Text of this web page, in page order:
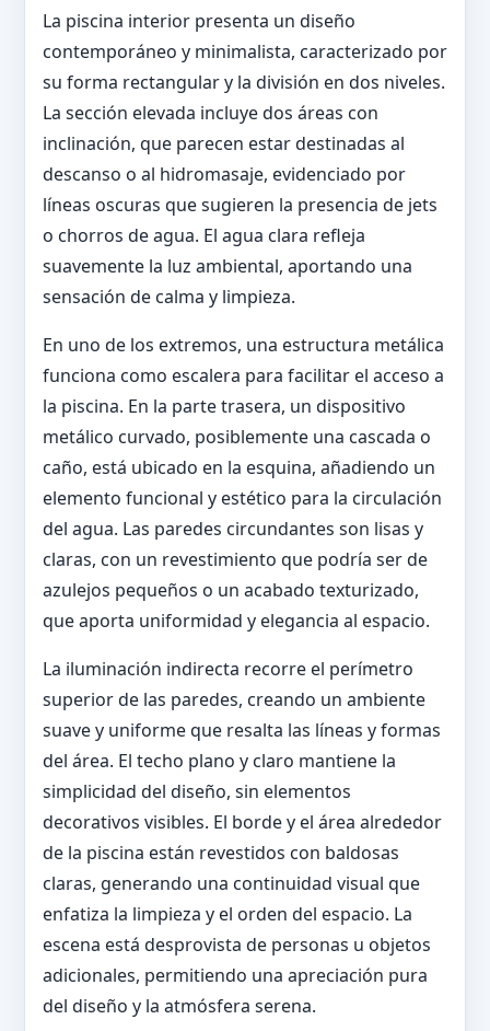
La piscina interior presenta un diseño
contemporáneo y minimalista, caracterizado por
su forma rectangular y la división en dos niveles.
La sección elevada incluye dos áreas con
inclinación, que parecen estar destinadas al
descanso o al hidromasaje, evidenciado por
líneas oscuras que sugieren la presencia de jets
o chorros de agua. El agua clara refleja
suavemente la luz ambiental, aportando una
sensación de calma y limpieza.
En uno de los extremos, una estructura metálica
funciona como escalera para facilitar el acceso a
la piscina. En la parte trasera, un dispositivo
metálico curvado, posiblemente una cascada o
caño, está ubicado en la esquina, añadiendo un
elemento funcional y estético para la circulación
del agua. Las paredes circundantes son lisas y
claras, con un revestimiento que podría ser de
azulejos pequeños o un acabado texturizado,
que aporta uniformidad y elegancia al espacio.
La iluminación indirecta recorre el perímetro
superior de las paredes, creando un ambiente
suave y uniforme que resalta las líneas y formas
del área. El techo plano y claro mantiene la
simplicidad del diseño, sin elementos
decorativos visibles. El borde y el área alrededor
de la piscina están revestidos con baldosas
claras, generando una continuidad visual que
enfatiza la limpieza y el orden del espacio. La
escena está desprovista de personas u objetos
adicionales, permitiendo una apreciación pura
del diseño y la atmósfera serena.